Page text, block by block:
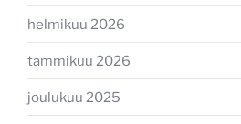
helmikuu 2026
tammikuu 2026
joulukuu 2025